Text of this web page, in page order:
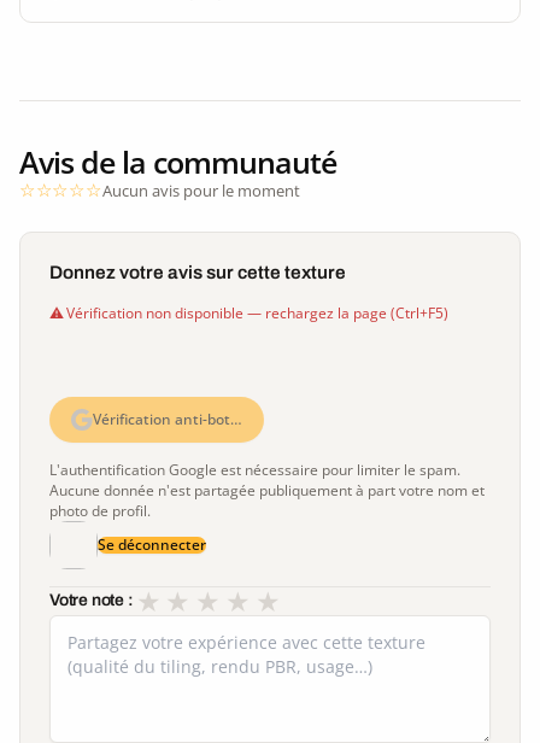
Avis de la communauté
Aucun avis pour le moment
Donnez votre avis sur cette texture
Vérification non disponible — rechargez la page (Ctrl+F5)
Vérification anti-bot…
L'authentification Google est nécessaire pour limiter le spam.
Aucune donnée n'est partagée publiquement à part votre nom et
photo de profil.
Se déconnecter
Votre note : ★
★
★
★
★